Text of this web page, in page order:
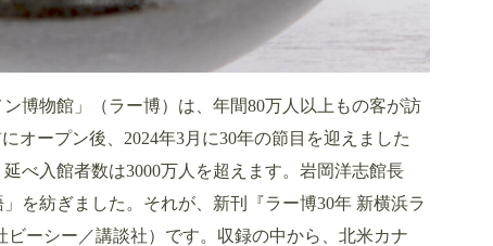
博物館」（ラー博）は、年間80万人以上もの客が訪
オープン後、2024年3月に30年の節目を迎えました
べ入館者数は3000万人を超えます。岩岡洋志館長
を紡ぎました。それが、新刊『ラー博30年 新横浜ラ
ーシー／講談社）です。収録の中から、北米カナ